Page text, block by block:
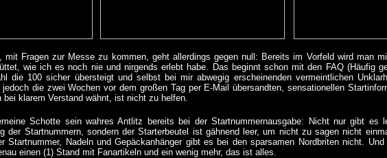
mit Fragen zur Messe zu kommen, geht allerdings gegen null: Bereits im Vorfeld wird man
wie ich es noch nie und nirgends erlebt habe. Das beginnt schon mit den FAQ (Häufig
die 100 sicher übersteigt und selbst bei mir abwegig erscheinenden vermeintlichen
die zwei Wochen vor dem großen Tag per E-Mail übersandten, sensationellen
bei klarem Verstand wähnt, ist nicht zu helfen.
Schotte sein wahres Antlitz bereits bei der Startnummernausgabe: Nicht nur gibt es
der Startnummern, sondern der Starterbeutel ist gähnend leer, um nicht zu sagen nicht
Startnummer, Nadeln und Gepäckanhänger gibt es bei den sparsamen Nordbriten nicht.
einen (1) Stand mit Fanartikeln und ein wenig mehr, das ist alles.